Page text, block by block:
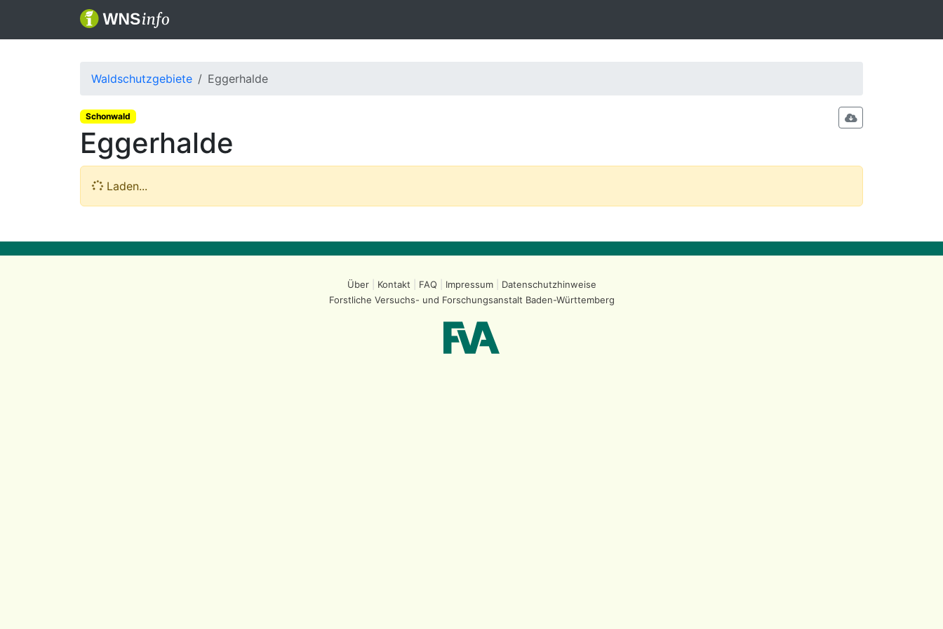
Waldschutzgebiete Eggerhalde
Schonwald
Eggerhalde
Laden...
Über Kontakt FAQ Impressum
Datenschutzhinweise
Forstliche Versuchs- und Forschungsanstalt Baden-Württemberg